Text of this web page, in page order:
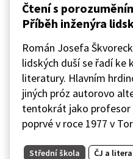
Čtení s
Příběh inženýra
Román Josefa
lidských duší se řadí ke
literatury. Hlavním
jiných próz autorovo
tentokrát jako profesor
poprvé v roce 1977 v
Střední škola
ČJ a